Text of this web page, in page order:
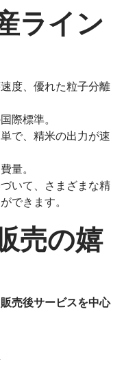
ライン
度、優れた粒子分離
際標準。
で、精米の出力が速
量。
いて、さまざまな精
できます。
売の嬉
売後サービスを中心